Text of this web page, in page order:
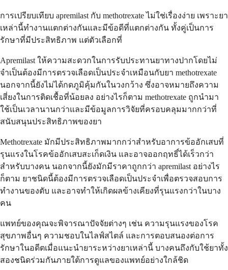
การเปรียบเทียบ apremilast กับ methotrexate ไม่ใช่เรื่องง่าย เพราะยา
เหล่านี้ทำงานแตกต่างกันและมีข้อดีที่แตกต่างกัน ทั้งคู่เป็นการ
รักษาที่มีประสิทธิภาพ แต่ตัวเลือกที่
Apremilast ให้ความสะดวกในการรับประทานยาทางปากโดยไม่
จำเป็นต้องมีการตรวจเลือดเป็นประจำเหมือนกับยา methotrexate
นอกจากนี้ยังไม่ได้กดภูมิคุ้มกันในวงกว้าง ซึ่งอาจหมายถึงความ
เสี่ยงในการติดเชื้อที่น้อยลง อย่างไรก็ตาม methotrexate ถูกนำมา
ใช้เป็นเวลานานกว่าและมีข้อมูลการวิจัยที่ครอบคลุมมากกว่าที่
สนับสนุนประสิทธิภาพของยา
Methotrexate มักมีประสิทธิภาพมากกว่าสำหรับอาการข้ออักเสบที่
รุนแรงในโรคข้ออักเสบสะเก็ดเงิน และอาจออกฤทธิ์ได้เร็วกว่า
สำหรับบางคน นอกจากนี้ยังมักมีราคาถูกกว่า apremilast อย่างไร
ก็ตาม ยาชนิดนี้ต้องมีการตรวจเลือดเป็นประจำเพื่อตรวจสอบการ
ทำงานของตับ และอาจทำให้เกิดผลข้างเคียงที่รุนแรงกว่าในบาง
คน
แพทย์ของคุณจะพิจารณาปัจจัยต่างๆ เช่น ความรุนแรงของโรค
สุขภาพอื่นๆ ความชอบในไลฟ์สไตล์ และการตอบสนองต่อการ
รักษาในอดีตเมื่อแนะนำยาระหว่างยาเหล่านี้ บางคนถึงกับใช้ยาทั้ง
สองชนิดร่วมกันภายใต้การดูแลของแพทย์อย่างใกล้ชิด